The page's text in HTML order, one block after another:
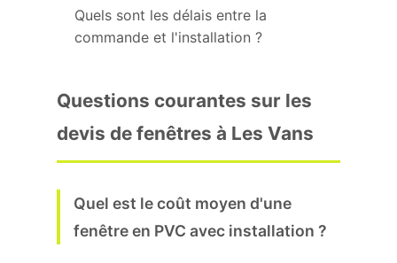
Quels sont les délais entre la
commande et l'installation ?
Questions courantes sur les
devis de fenêtres à Les Vans
Quel est le coût moyen d'une
fenêtre en PVC avec installation ?